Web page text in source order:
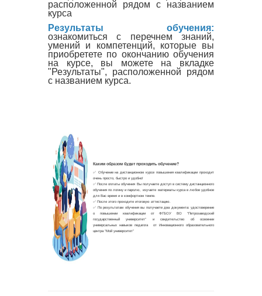
расположенной рядом с названием
курса
Результаты обучения:
ознакомиться с перечнем знаний,
умений и компетенций, которые вы
приобретете по окончанию обучения
на курсе, вы можете на вкладке
"Результаты", расположенной рядом
с названием курса.